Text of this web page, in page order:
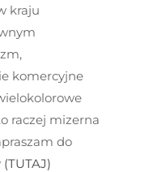
kraju
komercyjne
raczej mizerna
do
(TUTAJ)